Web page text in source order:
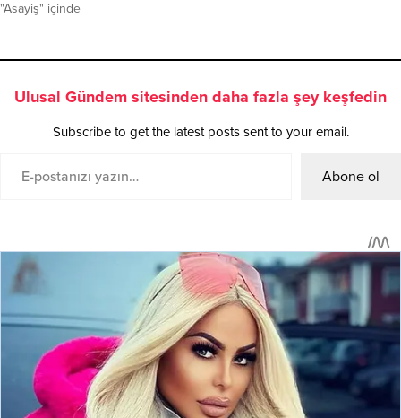
"Asayiş" içinde
Ulusal Gündem sitesinden daha fazla şey keşfedin
Subscribe to get the latest posts sent to your email.
Abone ol